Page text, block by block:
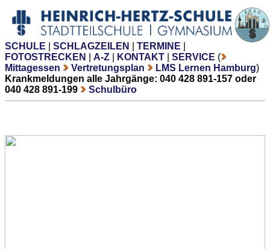
SCHULE SCHLAGZEILEN TERMINE
FOTOSTRECKEN
A-Z KONTAKT SERVICE (
Mittagessen
Vertretungsplan LMS Lernen Hamburg)
Krankmeldungen alle Jahrgänge: 040 428 891-157 oder
040 428 891-199
Schulbüro